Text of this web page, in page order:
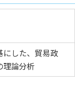
にした、貿易政
理論分析